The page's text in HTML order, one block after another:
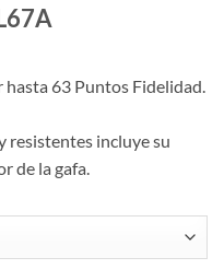
hasta 63 Puntos Fidelidad.
resistentes incluye su
de la gafa.